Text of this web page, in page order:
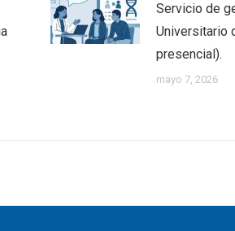
Servicio de
Universitario
presencial).
mayo 7, 2026